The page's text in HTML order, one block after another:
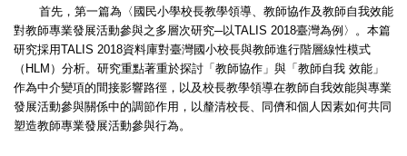
首先，第一篇為〈國民小學校長教學領導、教師協作及教師自我效能
對教師專業發展活動參與之多層次研究─以TALIS 2018臺灣為例〉。本篇
研究採用TALIS 2018資料庫對臺灣國小校長與教師進行階層線性模式
（HLM）分析。研究重點著重於探討「教師協作」與「教師自我 效能」
作為中介變項的間接影響路徑，以及校長教學領導在教師自我效能與專業
發展活動參與關係中的調節作用，以釐清校長、同儕和個人因素如何共同
塑造教師專業發展活動參與行為。